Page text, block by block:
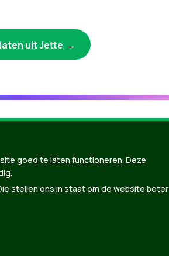
uit Jette
goed te laten functioneren. Deze
stellen ons in staat om de website beter